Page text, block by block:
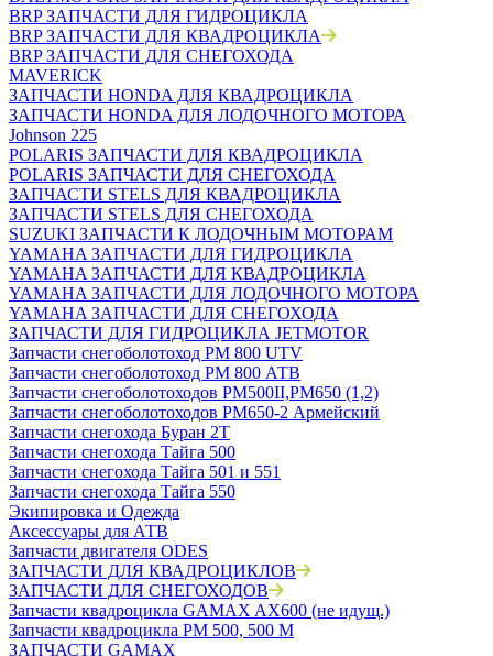
BRP ЗАПЧАСТИ ДЛЯ ГИДРОЦИКЛА
BRP ЗАПЧАСТИ ДЛЯ КВАДРОЦИКЛА
BRP ЗАПЧАСТИ ДЛЯ СНЕГОХОДА
MAVERICK
ЗАПЧАСТИ HONDA ДЛЯ КВАДРОЦИКЛА
ЗАПЧАСТИ HONDA ДЛЯ ЛОДОЧНОГО МОТОРА
Johnson 225
POLARIS ЗАПЧАСТИ ДЛЯ КВАДРОЦИКЛА
POLARIS ЗАПЧАСТИ ДЛЯ СНЕГОХОДА
ЗАПЧАСТИ STELS ДЛЯ КВАДРОЦИКЛА
ЗАПЧАСТИ STELS ДЛЯ СНЕГОХОДА
SUZUKI ЗАПЧАСТИ К ЛОДОЧНЫМ МОТОРАМ
YAMAHA ЗАПЧАСТИ ДЛЯ ГИДРОЦИКЛА
YAMAHA ЗАПЧАСТИ ДЛЯ КВАДРОЦИКЛА
YAMAHA ЗАПЧАСТИ ДЛЯ ЛОДОЧНОГО МОТОРА
YAMAHA ЗАПЧАСТИ ДЛЯ СНЕГОХОДА
ЗАПЧАСТИ ДЛЯ ГИДРОЦИКЛА JETMOTOR
Запчасти снегоболотоход РМ 800 UTV
Запчасти снегоболотоход РМ 800 АТВ
Запчасти снегоболотоходов РМ500II,РМ650 (1,2)
Запчасти снегоболотоходов РМ650-2 Армейский
Запчасти снегохода Буран 2Т
Запчасти снегохода Тайга 500
Запчасти снегохода Тайга 501 и 551
Запчасти снегохода Тайга 550
Экипировка и Одежда
Аксессуары для АТВ
Запчасти двигателя ODES
ЗАПЧАСТИ ДЛЯ КВАДРОЦИКЛОВ
ЗАПЧАСТИ ДЛЯ СНЕГОХОДОВ
Запчасти квадроцикла GAMAX AX600 (не идущ.)
Запчасти квадроцикла РМ 500, 500 М
ЗАПЧАСТИ GAMAX